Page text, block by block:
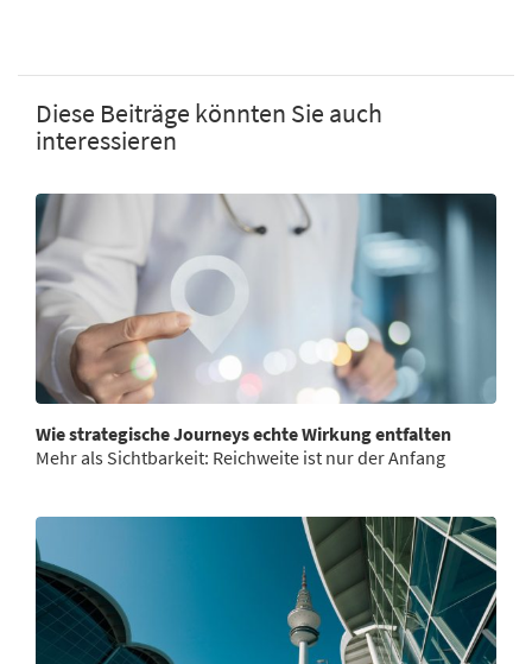
Diese Beiträge könnten Sie auch
interessieren
Wie strategische Journeys echte Wirkung entfalten
Mehr als Sichtbarkeit: Reichweite ist nur der Anfang